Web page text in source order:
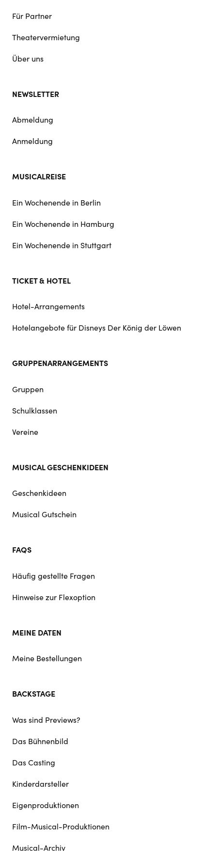
Für Partner
Theatervermietung
Über uns
NEWSLETTER
Abmeldung
Anmeldung
MUSICALREISE
Ein Wochenende in Berlin
Ein Wochenende in Hamburg
Ein Wochenende in Stuttgart
TICKET & HOTEL
Hotel-Arrangements
Hotelangebote für Disneys Der König der Löwen
GRUPPENARRANGEMENTS
Gruppen
Schulklassen
Vereine
MUSICAL GESCHENKIDEEN
Geschenkideen
Musical Gutschein
FAQS
Häufig gestellte Fragen
Hinweise zur Flexoption
MEINE DATEN
Meine Bestellungen
BACKSTAGE
Was sind Previews?
Das Bühnenbild
Das Casting
Kinderdarsteller
Eigenproduktionen
Film-Musical-Produktionen
Musical-Archiv